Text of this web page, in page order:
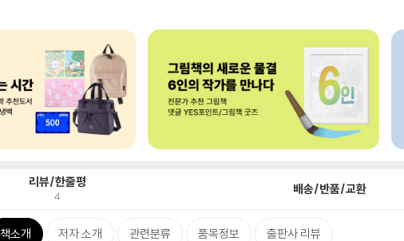
리뷰/한줄평
4 배송/반품/교환
책소개 저자 소개 관련분류 품목정보 출판사 리뷰